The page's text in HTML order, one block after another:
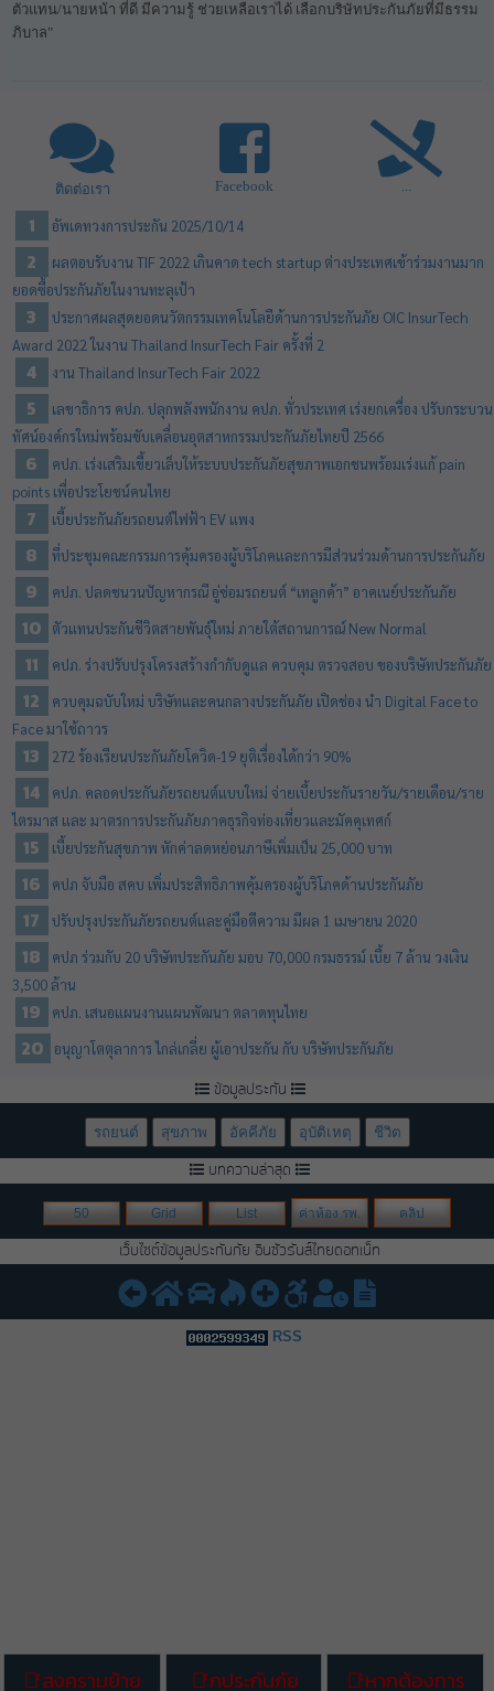
ตัวแทน/นายหน้า ที่ดี มีความรู้ ช่วยเหลือเราได้ เลือกบริษัทประกันภัยที่มีธรรม
ภิบาล"
ติดต่อเรา Facebook ...
อัพเดทวงการประกัน 2025/10/14
ผลตอบรับงาน TIF 2022 เกินคาด tech startup ต่างประเทศเข้าร่วมงานมาก
ยอดซื้อประกันภัยในงานทะลุเป้า
ประกาศผลสุดยอดนวัตกรรมเทคโนโลยีด้านการประกันภัย OIC InsurTech
Award 2022 ในงาน Thailand InsurTech Fair ครั้งที่ 2
งาน Thailand InsurTech Fair 2022
เลขาธิการ คปภ. ปลุกพลังพนักงาน คปภ. ทั่วประเทศ เร่งยกเครื่อง ปรับกระบวน
ทัศน์องค์กรใหม่พร้อมขับเคลื่อนอุตสาหกรรมประกันภัยไทยปี 2566
คปภ. เร่งเสริมเขี้ยวเล็บให้ระบบประกันภัยสุขภาพเอกชนพร้อมเร่งแก้ pain
points เพื่อประโยชน์คนไทย
เบี้ยประกันภัยรถยนต์ไฟฟ้า EV แพง
ที่ประชุมคณะกรรมการคุ้มครองผู้บริโภคและการมีส่วนร่วมด้านการประกันภัย
คปภ. ปลดชนวนปัญหากรณี อู่ซ่อมรถยนต์ “เทลูกค้า” อาคเนย์ประกันภัย
ตัวแทนประกันชีวิตสายพันธุ์ใหม่ ภายใต้สถานการณ์ New Normal
คปภ. ร่างปรับปรุงโครงสร้างกำกับดูแล ควบคุม ตรวจสอบ ของบริษัทประกันภัย
ควบคุมฉบับใหม่ บริษัทและคนกลางประกันภัย เปิดช่อง นำ Digital Face to
Face มาใช้ถาวร
272 ร้องเรียนประกันภัยโควิด-19 ยุติเรื่องได้กว่า 90%
คปภ. คลอดประกันภัยรถยนต์แบบใหม่ จ่ายเบี้ยประกันรายวัน/รายเดือน/ราย
ไตรมาส และ มาตรการประกันภัยภาคธุรกิจท่องเที่ยวและมัคคุเทศก์
เบี้ยประกันสุขภาพ หักค่าลดหย่อนภาษีเพิ่มเป็น 25,000 บาท
คปภ จับมือ สคบ เพิ่มประสิทธิภาพคุ้มครองผู้บริโภคด้านประกันภัย
ปรับปรุงประกันภัยรถยนต์และคู่มือตีความ มีผล 1 เมษายน 2020
คปภ ร่วมกับ 20 บริษัทประกันภัย มอบ 70,000 กรมธรรม์ เบี้ย 7 ล้าน วงเงิน
3,500 ล้าน
คปภ. เสนอแผนงานแผนพัฒนา ตลาดทุนไทย
อนุญาโตตุลาการ ไกล่เกลี่ย ผู้เอาประกัน กับ บริษัทประกันภัย
สงครามย้าย กประกันภัย หากต้องการ
ข้อมูลประกัน
รถยนต์ สุขภาพ อัคคีภัย อุบัติเหตุ ชีวิต
บทความล่าสุด
50 Grid List ค่าห้อง รพ. คลิป
เว็บไซต์ข้อมูลประกันภัย อินชัวรันส์ไทยดอทเน็ท
RSS